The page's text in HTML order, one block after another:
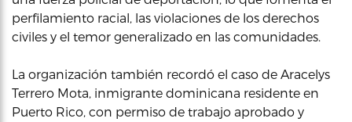
perfilamiento racial, las violaciones de los derechos
civiles y el temor generalizado en las comunidades.
La organización también recordó el caso de Aracelys
Terrero Mota, inmigrante dominicana residente en
Puerto Rico, con permiso de trabajo aprobado y